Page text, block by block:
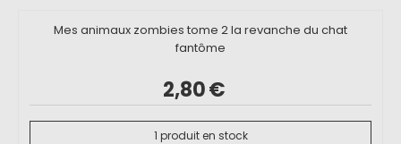
Mes animaux zombies tome 2 la revanche du chat
fantôme
2,80€
1 produit en stock